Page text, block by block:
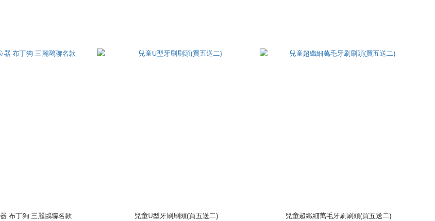
布丁狗 三麗鷗聯名款 兒童U型牙刷刷頭(買五送二) 兒童超纖細萬毛牙刷刷頭(買五送二)